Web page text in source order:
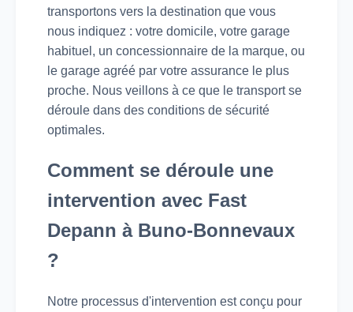
transportons vers la destination que vous
nous indiquez : votre domicile, votre garage
habituel, un concessionnaire de la marque, ou
le garage agréé par votre assurance le plus
proche. Nous veillons à ce que le transport se
déroule dans des conditions de sécurité
optimales.
Comment se déroule une
intervention avec Fast
Depann à Buno-Bonnevaux
?
Notre processus d'intervention est conçu pour